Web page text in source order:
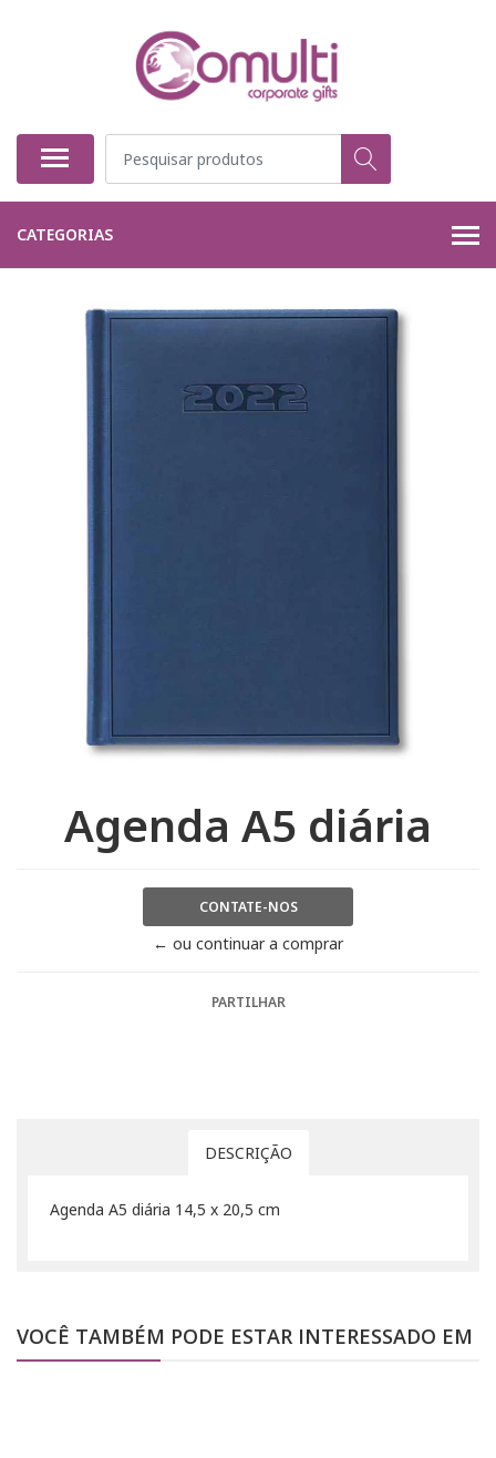
CATEGORIAS
Agenda A5 diária
CONTATE-NOS
← ou continuar a comprar
PARTILHAR
DESCRIÇÃO
Agenda A5 diária 14,5 x 20,5 cm
VOCÊ TAMBÉM PODE ESTAR INTERESSADO EM